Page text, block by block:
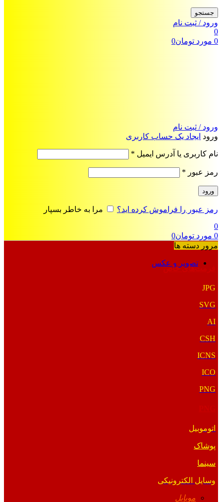
جستجو
ورود / ثبت نام
0
0 مورد تومان0
ورود / ثبت نام
ورود ایجاد یک حساب کاربری
نام کاربری یا آدرس ایمیل *
رمز عبور *
ورود
رمز عبور را فراموش کرده اید؟
مرا به خاطر بسپار
0
0 مورد تومان0
مرور دسته ها
تصویر و عکس
فرمت‌های خاص
JPG
SVG
AI
CSH
ICNS
ICO
PNG
اتوموبیل
پوشاک
سینما
وسایل الکترونیکی
موبایل